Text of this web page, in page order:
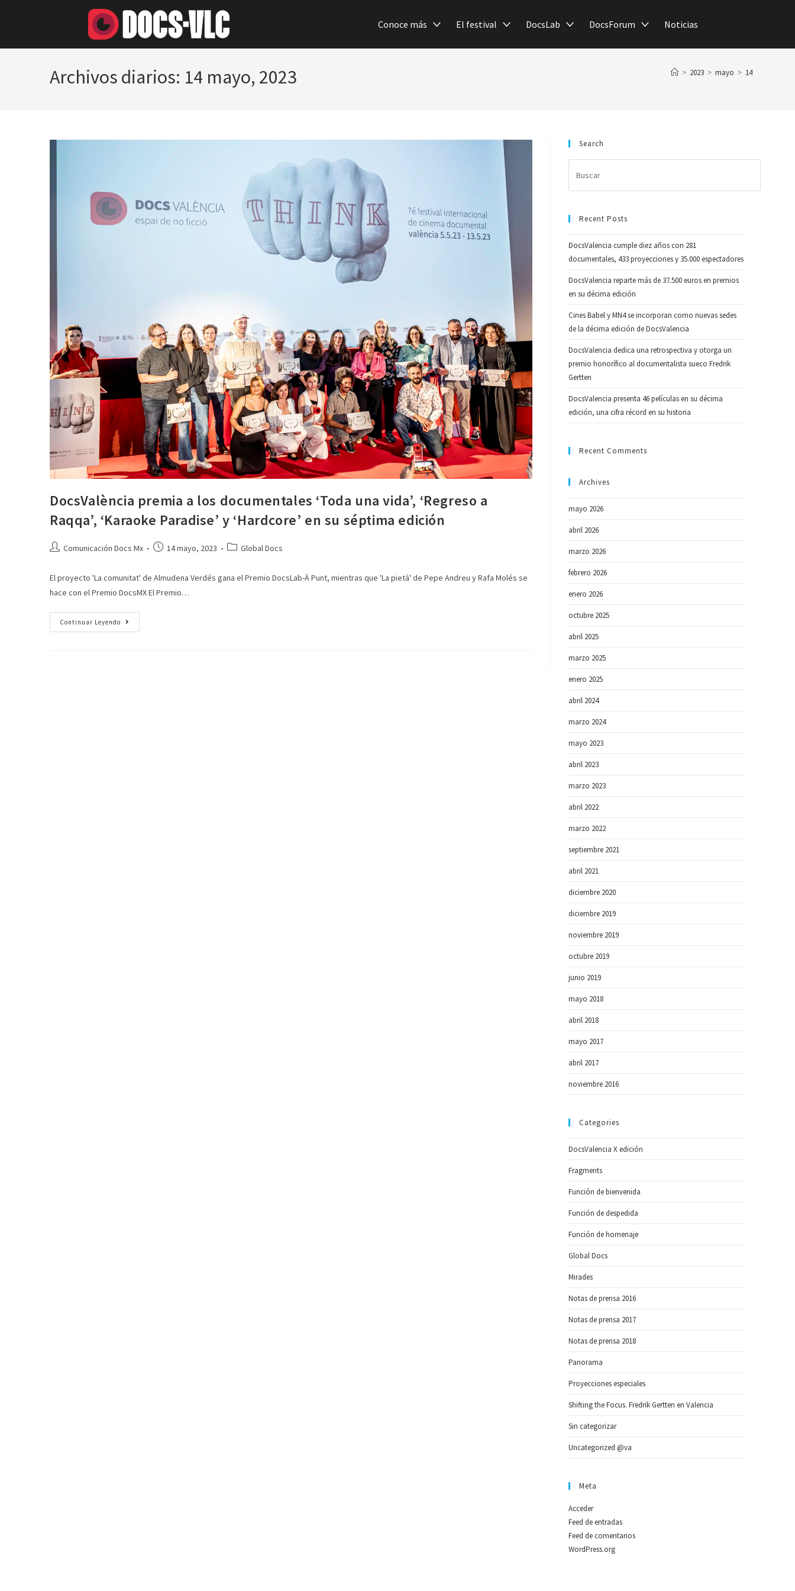
Conoce más El festival DocsLab DocsForum Noticias
Archivos diarios: 14 mayo, 2023 > 2023 > mayo > 14
DocsValència premia a los documentales ‘Toda una vida’, ‘Regreso a
Raqqa’, ‘Karaoke Paradise’ y ‘Hardcore’ en su séptima edición
Comunicación Docs Mx 14 mayo, 2023 Global Docs
El proyecto 'La comunitat' de Almudena Verdés gana el Premio DocsLab-À Punt, mientras que 'La pietà' de Pepe Andreu y Rafa Molés se
hace con el Premio DocsMX El Premio…
Continuar Leyendo
Search
Recent Posts
DocsValencia cumple diez años con 281
documentales, 433 proyecciones y 35.000 espectadores
DocsValencia reparte más de 37.500 euros en premios
en su décima edición
Cines Babel y MN4 se incorporan como nuevas sedes
de la décima edición de DocsValencia
DocsValencia dedica una retrospectiva y otorga un
premio honorífico al documentalista sueco Fredrik
Gertten
DocsValencia presenta 46 películas en su décima
edición, una cifra récord en su historia
Recent Comments
Archives
mayo 2026
abril 2026
marzo 2026
febrero 2026
enero 2026
octubre 2025
abril 2025
marzo 2025
enero 2025
abril 2024
marzo 2024
mayo 2023
abril 2023
marzo 2023
abril 2022
marzo 2022
septiembre 2021
abril 2021
diciembre 2020
diciembre 2019
noviembre 2019
octubre 2019
junio 2019
mayo 2018
abril 2018
mayo 2017
abril 2017
noviembre 2016
Categories
DocsValencia X edición
Fragments
Función de bienvenida
Función de despedida
Función de homenaje
Global Docs
Mirades
Notas de prensa 2016
Notas de prensa 2017
Notas de prensa 2018
Panorama
Proyecciones especiales
Shifting the Focus. Fredrik Gertten en Valencia
Sin categorizar
Uncategorized @va
Meta
Acceder
Feed de entradas
Feed de comentarios
WordPress.org